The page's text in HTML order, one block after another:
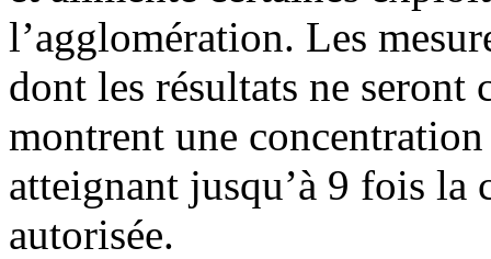
l’agglomération. Les
dont les résultats ne seront
montrent une
atteignant jusqu’à 9 fois la
autorisée.